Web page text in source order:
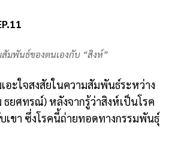
มพันธ์ของตนเองกับ “สิงห์”
อะใจสงสัยในความสัมพันธ์ระหว่าง
ยศทรณ์) หลังจากรู้ว่าสิงห์เป็นโรค
เขา ซึ่งโรคนี้ถ่ายทอดทางกรรมพันธุ์